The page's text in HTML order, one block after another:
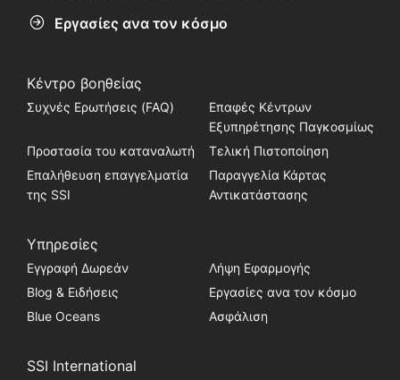
Εργασίες ανα τον κόσμο
Κέντρο βοηθείας
Συχνές Ερωτήσεις (FAQ)
Επαφές Κέντρων
Εξυπηρέτησης Παγκοσμίως
Προστασία του καταναλωτή
Τελική Πιστοποίηση
Επαλήθευση επαγγελματία
της SSI
Παραγγελία Κάρτας
Αντικατάστασης
Υπηρεσίες
Εγγραφή Δωρεάν
Λήψη Εφαρμογής
Blog & Ειδήσεις
Εργασίες ανα τον κόσμο
Blue Oceans
Ασφάλιση
SSI International